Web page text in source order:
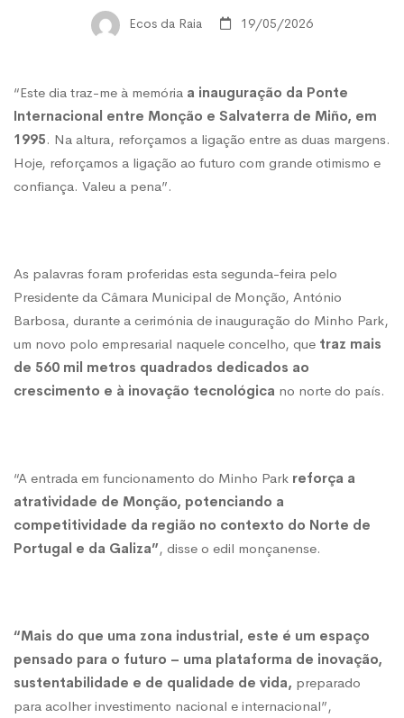
que
só
encontra
em
1995
Ecos da Raia 19/05/2026
“Este dia traz-me à memória a inauguração da Ponte
Internacional entre Monção e Salvaterra de Miño, em
1995. Na altura, reforçamos a ligação entre as duas margens.
Hoje, reforçamos a ligação ao futuro com grande otimismo e
confiança. Valeu a pena”.
As palavras foram proferidas esta segunda-feira pelo
Presidente da Câmara Municipal de Monção, António
Barbosa, durante a cerimónia de inauguração do Minho Park,
um novo polo empresarial naquele concelho, que traz mais
de 560 mil metros quadrados dedicados ao
crescimento e à inovação tecnológica no norte do país.
“A entrada em funcionamento do Minho Park reforça a
atratividade de Monção, potenciando a
competitividade da região no contexto do Norte de
Portugal e da Galiza”, disse o edil monçanense.
“Mais do que uma zona industrial, este é um espaço
pensado para o futuro – uma plataforma de inovação,
sustentabilidade e de qualidade de vida, preparado
para acolher investimento nacional e internacional”,